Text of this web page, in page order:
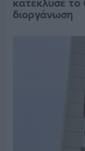
διοργάνωση